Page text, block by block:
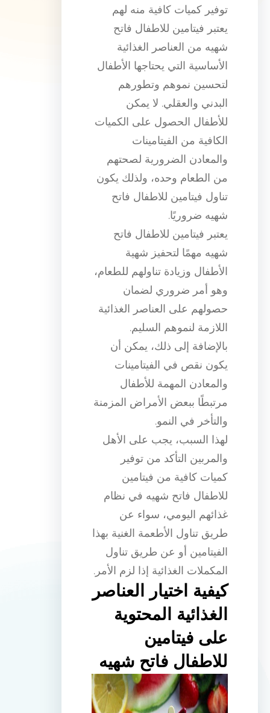
توفير كميات كافية منه لهم
يعتبر فيتامين للاطفال فاتح
شهيه من العناصر الغذائية
الأساسية التي يحتاجها الأطفال
لتحسين نموهم وتطورهم
البدني والعقلي. لا يمكن
للأطفال الحصول على الكميات
الكافية من الفيتامينات
والمعادن الضرورية لصحتهم
من الطعام وحده، ولذلك يكون
تناول فيتامين للاطفال فاتح
شهيه ضروريًا.
يعتبر فيتامين للاطفال فاتح
شهيه مهمًا لتحفيز شهية
الأطفال وزيادة تناولهم للطعام،
وهو أمر ضروري لضمان
حصولهم على العناصر الغذائية
اللازمة لنموهم السليم.
بالإضافة إلى ذلك، يمكن أن
يكون نقص في الفيتامينات
والمعادن المهمة للأطفال
مرتبطًا ببعض الأمراض المزمنة
والتأخر في النمو.
لهذا السبب، يجب على الأهل
والمربين التأكد من توفير
كميات كافية من فيتامين
للاطفال فاتح شهيه في نظام
غذائهم اليومي، سواء عن
طريق تناول الأطعمة الغنية بهذا
الفيتامين أو عن طريق تناول
المكملات الغذائية إذا لزم الأمر.
كيفية اختيار العناصر
الغذائية المحتوية
على فيتامين
للاطفال فاتح شهيه